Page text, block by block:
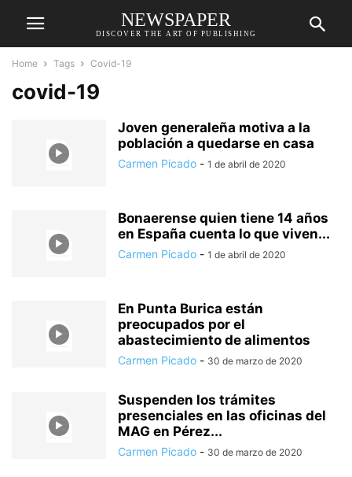
NEWSPAPER
DISCOVER THE ART OF PUBLISHING
Home Tags Covid-19
covid-19
Joven generaleña motiva a la
población a quedarse en casa
Carmen Picado - 1 de abril de 2020
Bonaerense quien tiene 14 años
en España cuenta lo que viven...
Carmen Picado - 1 de abril de 2020
En Punta Burica están
preocupados por el
abastecimiento de alimentos
Carmen Picado - 30 de marzo de 2020
Suspenden los trámites
presenciales en las oficinas del
MAG en Pérez...
Carmen Picado - 30 de marzo de 2020